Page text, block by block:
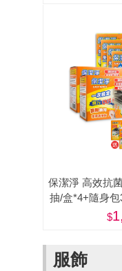
保潔淨 高效抗
抽/盒*4+隨身
身包
服飾